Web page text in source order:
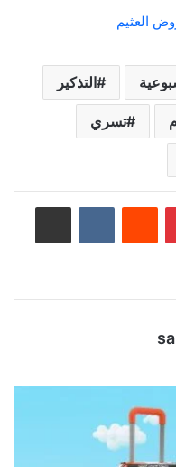
العثيم
التذكير
تسري
بينتيريست